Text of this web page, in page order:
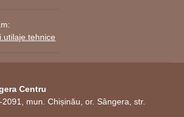
Centru
mun. Chișinău, or. Sângera, str.